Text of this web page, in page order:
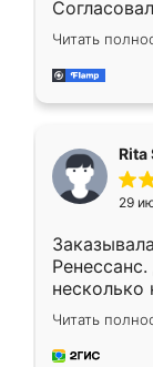
недели
довольны
мебель за
Читать
Rita
29
несколько
эту.
приехал
и снял
Читать